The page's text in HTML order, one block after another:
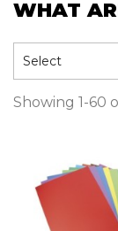
WHAT
Select
Showing 1-60